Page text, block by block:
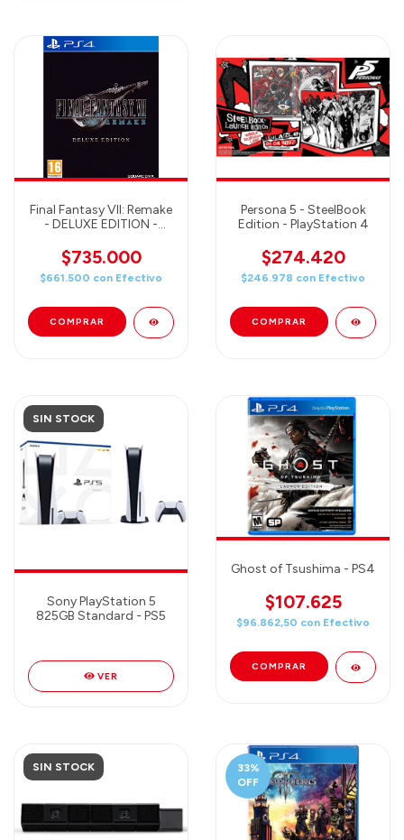
Final Fantasy VII: Remake
- DELUXE EDITION -
FANTASY 7 REMAKE DX
$735.000
$661.500 con Efectivo
Persona 5 - SteelBook
Edition - PlayStation 4
$274.420
$246.978 con Efectivo
SIN STOCK
Sony PlayStation 5
825GB Standard - PS5
VER
Ghost of Tsushima - PS4
$107.625
$96.862,50 con Efectivo
SIN STOCK 33%
OFF